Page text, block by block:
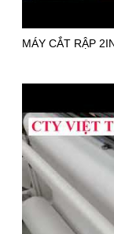
MÁY CẮT RẬP